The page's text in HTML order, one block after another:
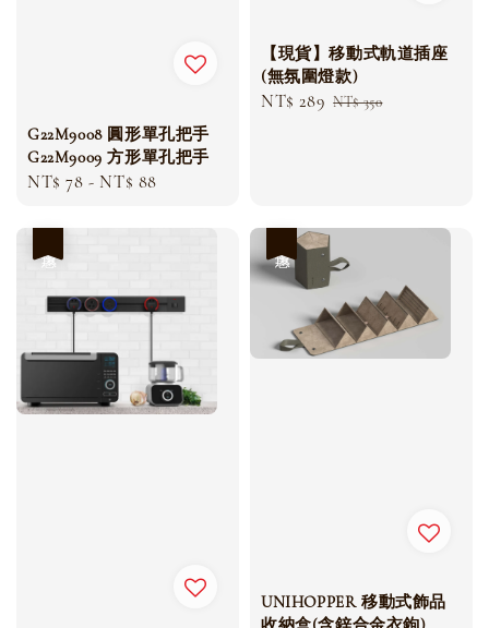
G22M9008 圓形單孔把手
G22M9009 方形單孔把手
Regular
NT$ 78 - NT$ 88
【現貨】移動式軌道插座
(無氛圍燈款)
Sale
NT$ 289 Regular
NT$ 350
UNIHOPPER 移動式飾品